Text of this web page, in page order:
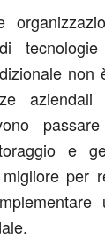
e
per